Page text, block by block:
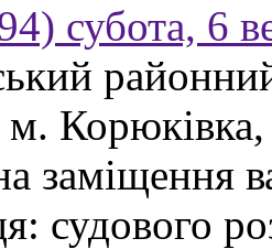
субота, 6
заміщення
судового